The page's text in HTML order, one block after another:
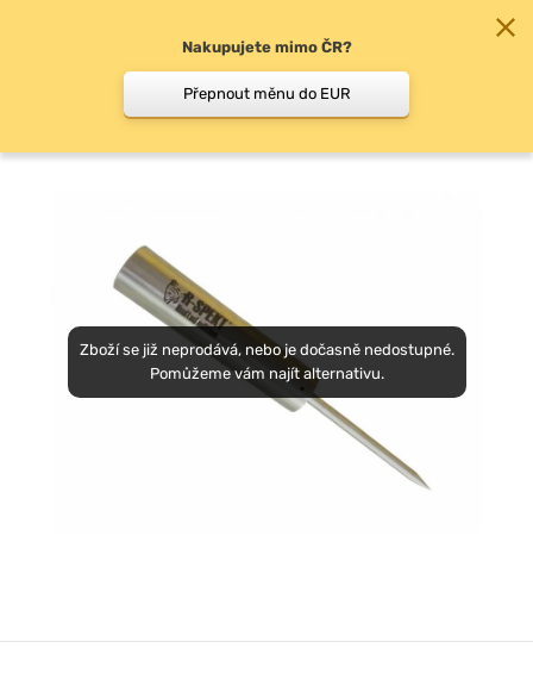
Držáky prutu
Zboží se již neprodává, nebo je dočasně nedostupné.
Pomůžeme vám najít alternativu.
Nakupujete mimo ČR?
Přepnout měnu do EUR